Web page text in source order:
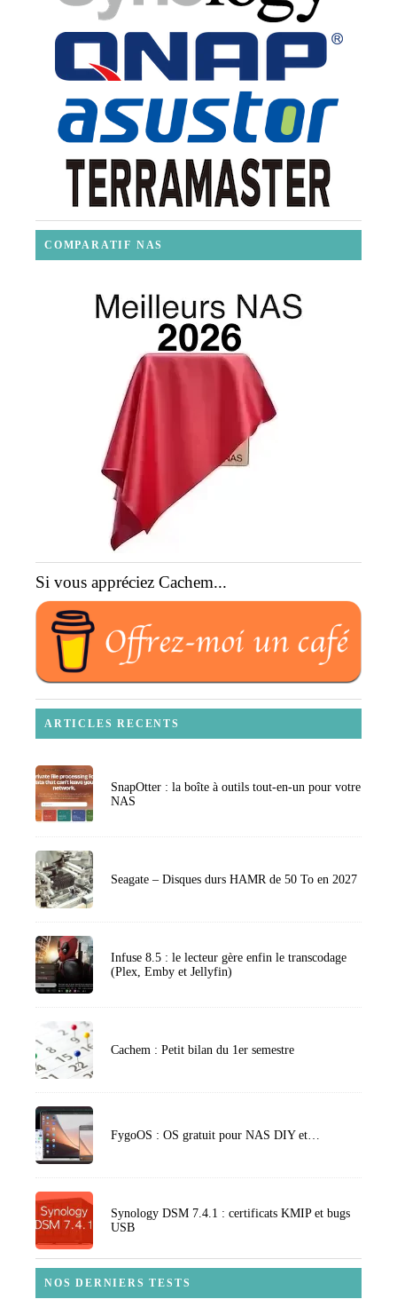
COMPARATIF NAS
Si vous appréciez Cachem...
ARTICLES RECENTS
SnapOtter : la boîte à outils tout-en-un pour votre
NAS
Seagate – Disques durs HAMR de 50 To en 2027
Infuse 8.5 : le lecteur gère enfin le transcodage
(Plex, Emby et Jellyfin)
Cachem : Petit bilan du 1er semestre
FygoOS : OS gratuit pour NAS DIY et…
Synology DSM 7.4.1 : certificats KMIP et bugs
USB
NOS DERNIERS TESTS